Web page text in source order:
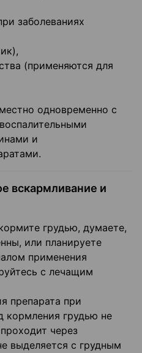
заболеваниях
(применяются для
одновременно с
и
вскармливание и
грудью, думаете,
или планируете
применения
с лечащим
препарата при
кормления грудью не
через
выделяется с грудным